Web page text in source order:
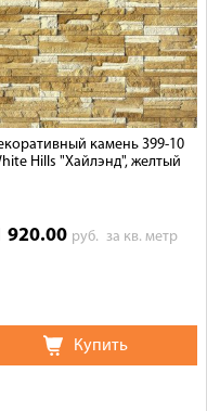
камень 399-10
Hills "Хайлэнд", желтый
920.00 руб.за кв. метр
Купить